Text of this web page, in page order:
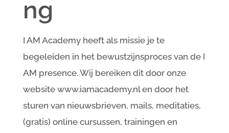
ng
I AM Academy heeft als missie je te
begeleiden in het bewustzijnsproces van de I
AM presence. Wij bereiken dit door onze
website www.iamacademy.nl en door het
sturen van nieuwsbrieven, mails, meditaties,
(gratis) online cursussen, trainingen en